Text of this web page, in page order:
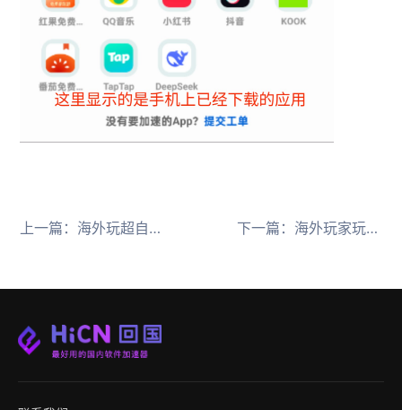
上一篇： 海外玩超自然行动组延迟高卡顿进去打不开解决办法 下一篇： 海外玩家玩 FF14 国服卡顿？海外玩最终幻想14国服卡顿问题根源及实用解决路径分享